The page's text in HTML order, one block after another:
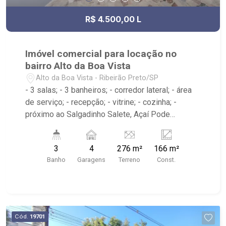
R$ 4.500,00 L
Imóvel comercial para locação no
bairro Alto da Boa Vista
Alto da Boa Vista - Ribeirão Preto/SP
- 3 salas; - 3 banheiros; - corredor lateral; - área
de serviço; - recepção; - vitrine; - cozinha; -
próximo ao Salgadinho Salete, Açaí Pode
3
Banho
4
Garagens
276 m²
Terreno
166 m²
Const.
Cód. 19701